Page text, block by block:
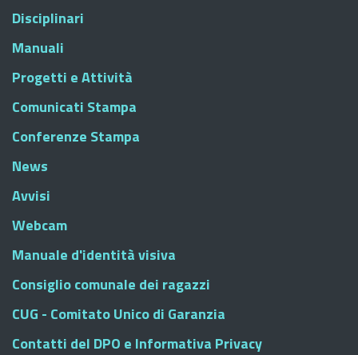
Disciplinari
Manuali
Progetti e Attività
Comunicati Stampa
Conferenze Stampa
News
Avvisi
Webcam
Manuale d'identità visiva
Consiglio comunale dei ragazzi
CUG - Comitato Unico di Garanzia
Contatti del DPO e Informativa Privacy